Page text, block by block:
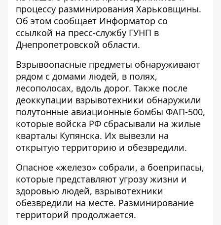
процессу разминирования Харьковщины.
Об этом сообщает Информатор со
ссылкой на пресс-службу ГУНП в
Днепропетровской области.
Взрывоопасные предметы обнаруживают
рядом с домами людей, в полях,
лесополосах, вдоль дорог. Также после
деоккупации взрывотехники обнаружили
полутонные авиационные бомбы ФАП-500,
которые войска РФ сбрасывали на жилые
кварталы Купянска. Их вывезли на
открытую территорию и обезвредили.
Опасное «железо» собрали, а боеприпасы,
которые представляют угрозу жизни и
здоровью людей, взрывотехники
обезвредили на месте. Разминирование
территорий продолжается.